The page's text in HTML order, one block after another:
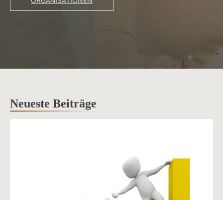
Neueste Beiträge